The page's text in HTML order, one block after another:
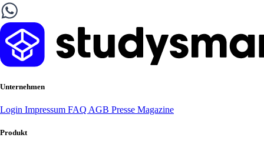
Unternehmen
Login Impressum FAQ AGB Presse Magazine
Produkt